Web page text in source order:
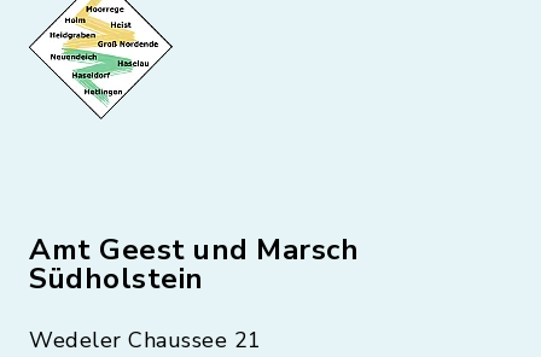
Amt Geest und Marsch
Südholstein
Wedeler Chaussee 21